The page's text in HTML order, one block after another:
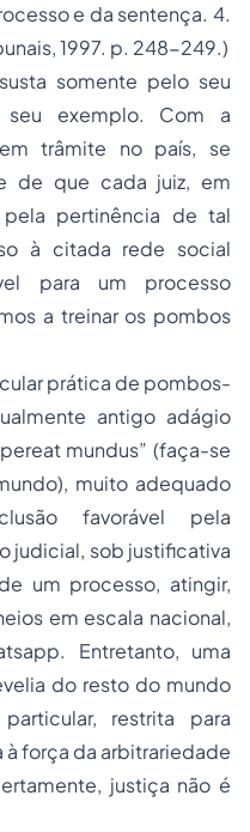
e da sentença. 4.
1997. p. 248-249.)
somente pelo seu
exemplo. Com a
trâmite no país, se
de que cada juiz, em
pertinência de tal
à citada rede social
para um processo
a treinar os pombos
prática de pombos-
antigo adágio
mundus” (faça-se
muito adequado
favorável pela
judicial, sob justificativa
um processo, atingir,
em escala nacional,
Entretanto, uma
do resto do mundo
restrita para
força da arbitrariedade
justiça não é